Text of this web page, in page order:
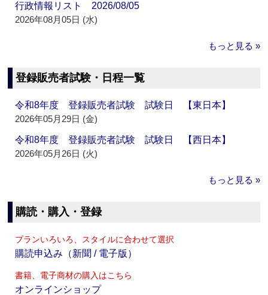
行政情報リスト 2026/08/05
2026年08月05日 (水)
もっと見る »
登録販売者試験・日程一覧
令和8年度 登録販売者試験 試験日 【東日本】
2026年05月29日 (金)
令和8年度 登録販売者試験 試験日 【西日本】
2026年05月26日 (火)
もっと見る »
購読・購入・登録
プランいろいろ、スタイルに合わせて選択
購読申込み（新聞 / 電子版）
書籍、電子商材の購入はこちら
オンラインショップ